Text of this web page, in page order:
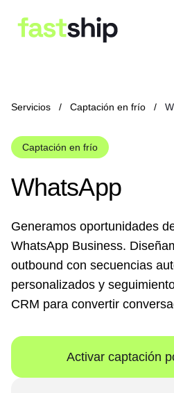
Servicios / Captación en frío /
Captación en frío
WhatsApp
Generamos oportunidades
WhatsApp Business.
outbound con secuencias
personalizados y
CRM para convertir
Activar captación